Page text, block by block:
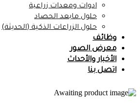
ادوات ومعدات زراعية
حلول مابعد الحصاد
حلول الزراعات الذكية (الحديثة)
وظائف
معرض الصور
الأخبار والأحداث
اتصل بنا